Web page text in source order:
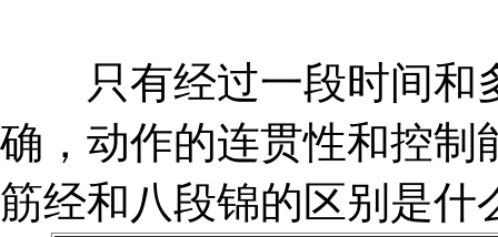
只有经过一段时间和
确，动作的连贯性和控制
筋经和八段锦的区别是什